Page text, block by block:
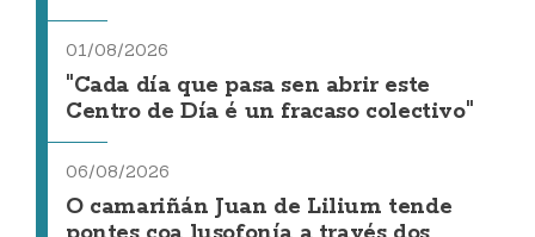
01/08/2026
"Cada día que pasa sen abrir este
Centro de Día é un fracaso colectivo"
06/08/2026
O camariñán Juan de Lilium tende